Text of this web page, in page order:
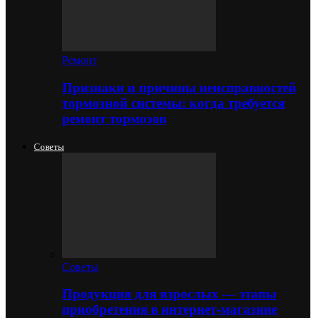
Ремонт
Признаки и причины неисправностей
тормозной системы: когда требуется
ремонт тормозов
Советы
Советы
Продукция для взрослых — этапы
приобретения в интернет-магазине